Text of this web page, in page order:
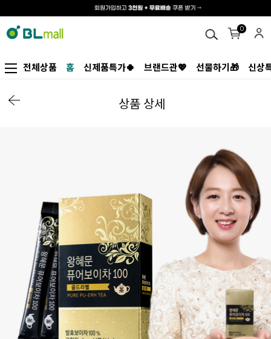
0
전체상품 홈 신제품특가🍀 브랜드관💖 선물하기🎁 신상
상품 상세